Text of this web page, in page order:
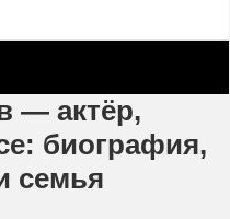
— актёр,
биография,
семья